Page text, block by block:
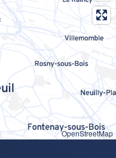
OpenStreetMap